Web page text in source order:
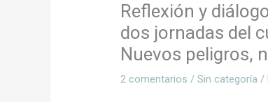
Reflexión y
dos jornadas del
Nuevos peligros,
2 comentarios /Sin categoría /